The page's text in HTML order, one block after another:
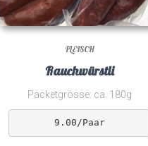
FLEISCH
Rauchwürstli
Packetgrösse: ca. 180g
9.00/Paar